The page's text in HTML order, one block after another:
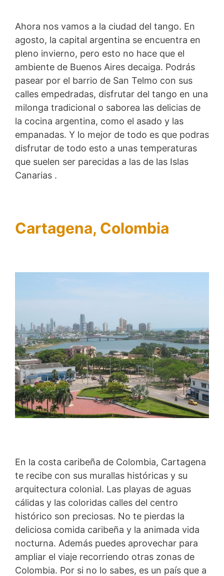
Ahora nos vamos a la ciudad del tango. En
agosto, la capital argentina se encuentra en
pleno invierno, pero esto no hace que el
ambiente de Buenos Aires decaiga. Podrás
pasear por el barrio de San Telmo con sus
calles empedradas, disfrutar del tango en una
milonga tradicional o saborea las delicias de
la cocina argentina, como el asado y las
empanadas. Y lo mejor de todo es que podras
disfrutar de todo esto a unas temperaturas
que suelen ser parecidas a las de las Islas
Canarias .
Cartagena, Colombia
En la costa caribeña de Colombia, Cartagena
te recibe con sus murallas históricas y su
arquitectura colonial. Las playas de aguas
cálidas y las coloridas calles del centro
histórico son preciosas. No te pierdas la
deliciosa comida caribeña y la animada vida
nocturna. Además puedes aprovechar para
ampliar el viaje recorriendo otras zonas de
Colombia. Por si no lo sabes, es un país que a